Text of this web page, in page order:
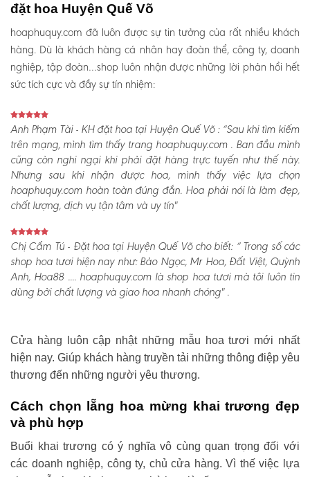
đặt hoa Huyện Quế Võ
hoaphuquy.com đã luôn được sự tin tưởng của rất nhiều khách
hàng. Dù là khách hàng cá nhân hay đoàn thể, công ty, doanh
nghiệp, tập đoàn…shop luôn nhận được những lời phản hồi hết
sức tích cực và đầy sự tín nhiệm:
Anh Phạm Tài - KH đặt hoa tại Huyện Quế Võ :“Sau khi tìm kiếm
trên mạng, mình tìm thấy trang hoaphuquy.com . Ban đầu mình
cũng còn nghi ngại khi phải đặt hàng trực tuyến như thế này.
Nhưng sau khi nhận được hoa, mình thấy việc lựa chọn
hoaphuquy.com hoàn toàn đúng đắn. Hoa phải nói là làm đẹp,
chất lượng, dịch vụ tận tâm và uy tín"
Chị Cẩm Tú - Đặt hoa tại Huyện Quế Võ cho biết:“ Trong số các
shop hoa tươi hiện nay như: Bảo Ngọc, Mr Hoa, Đất Việt, Quỳnh
Anh, Hoa88 .... hoaphuquy.com là shop hoa tươi mà tôi luôn tin
dùng bởi chất lượng và giao hoa nhanh chóng" .
Cửa hàng luôn cập nhật những mẫu hoa tươi mới nhất
hiện nay. Giúp khách hàng truyền tải những thông điệp yêu
thương đến những người yêu thương.
Cách chọn lẵng hoa mừng khai trương đẹp
và phù hợp
Buổi khai trương có ý nghĩa vô cùng quan trọng đối với
các doanh nghiệp, công ty, chủ cửa hàng. Vì thế việc lựa